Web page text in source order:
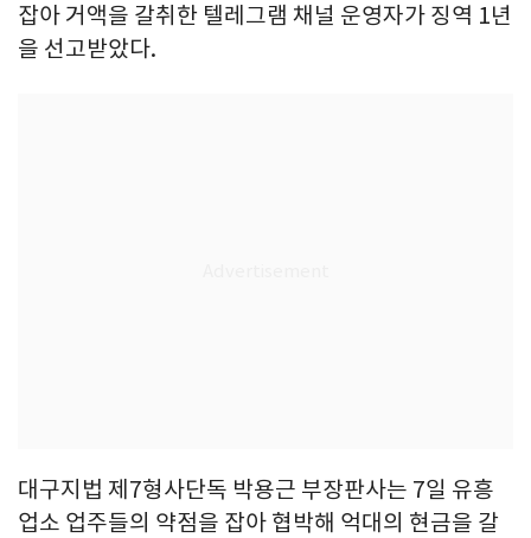
잡아 거액을 갈취한 텔레그램 채널 운영자가 징역 1년
을 선고받았다.
대구지법 제7형사단독 박용근 부장판사는 7일 유흥
업소 업주들의 약점을 잡아 협박해 억대의 현금을 갈